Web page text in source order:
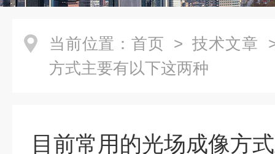
当前位置： 首页 > 技术文章
方式主要有以下这两种
目前常用的光场成像方